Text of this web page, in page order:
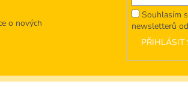
o nových
Souhlasím
newsletterů
PŘIHLÁSIT